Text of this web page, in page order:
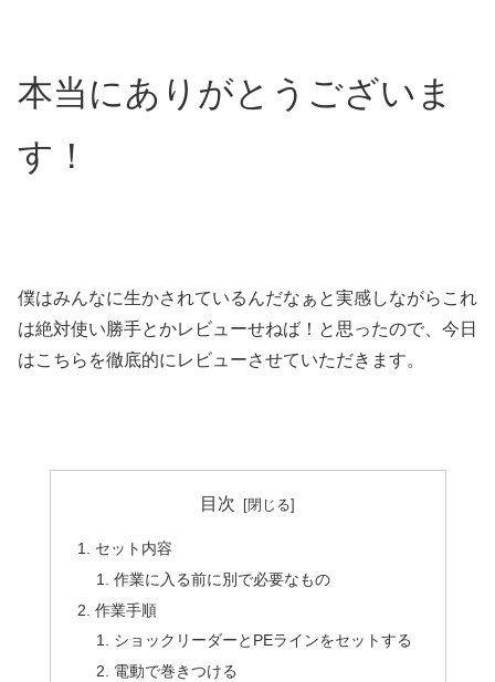
本当にありがとうございま
す！
僕はみんなに生かされているんだなぁと実感しながらこれ
は絶対使い勝手とかレビューせねば！と思ったので、今日
はこちらを徹底的にレビューさせていただきます。
目次
セット内容
作業に入る前に別で必要なもの
作業手順
ショックリーダーとPEラインをセットする
電動で巻きつける